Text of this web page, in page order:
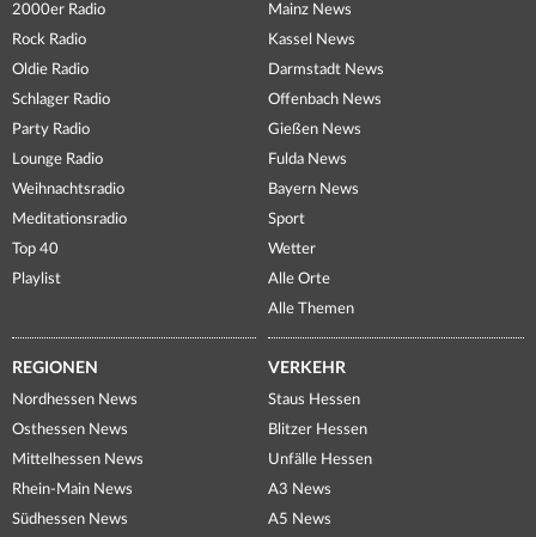
2000er Radio
Rock Radio
Oldie Radio
Schlager Radio
Party Radio
Lounge Radio
Weihnachtsradio
Meditationsradio
Top 40
Playlist
Mainz News
Kassel News
Darmstadt News
Offenbach News
Gießen News
Fulda News
Bayern News
Sport
Wetter
Alle Orte
Alle Themen
REGIONEN
Nordhessen News
Osthessen News
Mittelhessen News
Rhein-Main News
Südhessen News
VERKEHR
Staus Hessen
Blitzer Hessen
Unfälle Hessen
A3 News
A5 News